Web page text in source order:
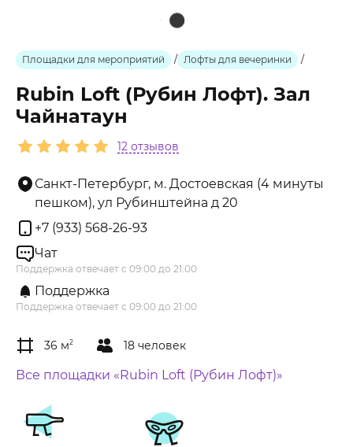
Площадки для мероприятий / Лофты для вечеринки /
Rubin Loft (Рубин Лофт). Зал
Чайнатаун
12 отзывов
Санкт-Петербург, м. Достоевская (4 минуты
пешком), ул Рубинштейна д 20
+7 (933) 568-26-93
Чат
Поддержка отвечает с 09:00 до 21:00
Поддержка
Поддержка отвечает с 09:00 до 21:00
36 м2 18 человек
Все площадки «Rubin Loft (Рубин Лофт)»